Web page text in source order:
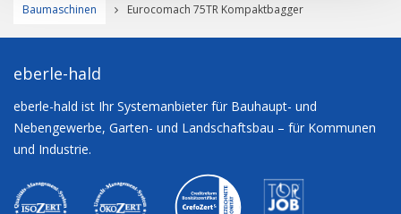
Baumaschinen
Eurocomach 75TR Kompaktbagger
eberle-hald
eberle-hald ist Ihr Systemanbieter für Bauhaupt- und
Nebengewerbe, Garten- und Landschaftsbau – für Kommunen
und Industrie.